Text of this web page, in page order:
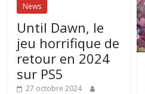
News
Until Dawn, le
jeu horrifique de
retour en 2024
sur PS5
27 octobre 2024